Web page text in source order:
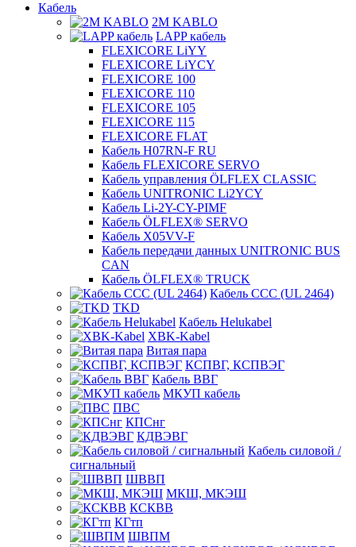
Кабель
2M KABLO
LAPP кабель
FLEXICORE LiYY
FLEXICORE LiYCY
FLEXICORE 100
FLEXICORE 110
FLEXICORE 105
FLEXICORE 115
FLEXICORE FLAT
Кабель H07RN-F RU
Кабель FLEXICORE SERVO
Кабель управления ÖLFLEX CLASSIC
Кабель UNITRONIC Li2YCY
Кабель Li-2Y-CY-PIMF
Кабель ÖLFLEX® SERVO
Кабель X05VV-F
Кабель передачи данных UNITRONIC BUS
CAN
Кабель ÖLFLEX® TRUCK
Кабель CCC (UL 2464)
TKD
Кабель Helukabel
XBK-Kabel
Витая пара
КСПВГ, КСПВЭГ
Кабель ВВГ
МКУП кабель
ПВС
КПСнг
КДВЭВГ
Кабель силовой /
сигнальный
ШВВП
МКШ, МКЭШ
КСКВВ
КГтп
ШВПМ